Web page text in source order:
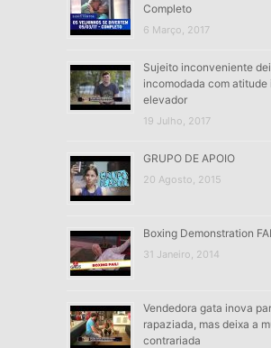
Completo
6 Março, 2017
Sujeito inconveniente
incomodada com atitude
elevador
19 Julho, 2017
GRUPO DE APOIO
20 Agosto, 2015
Boxing Demonstration
31 Janeiro, 2014
Vendedora gata inova
rapaziada, mas deixa a
contrariada